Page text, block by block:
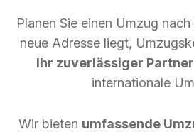
Planen Sie einen Umzug
neue Adresse liegt,
Ihr zuverlässiger Partner
internationale
Wir bieten umfassende